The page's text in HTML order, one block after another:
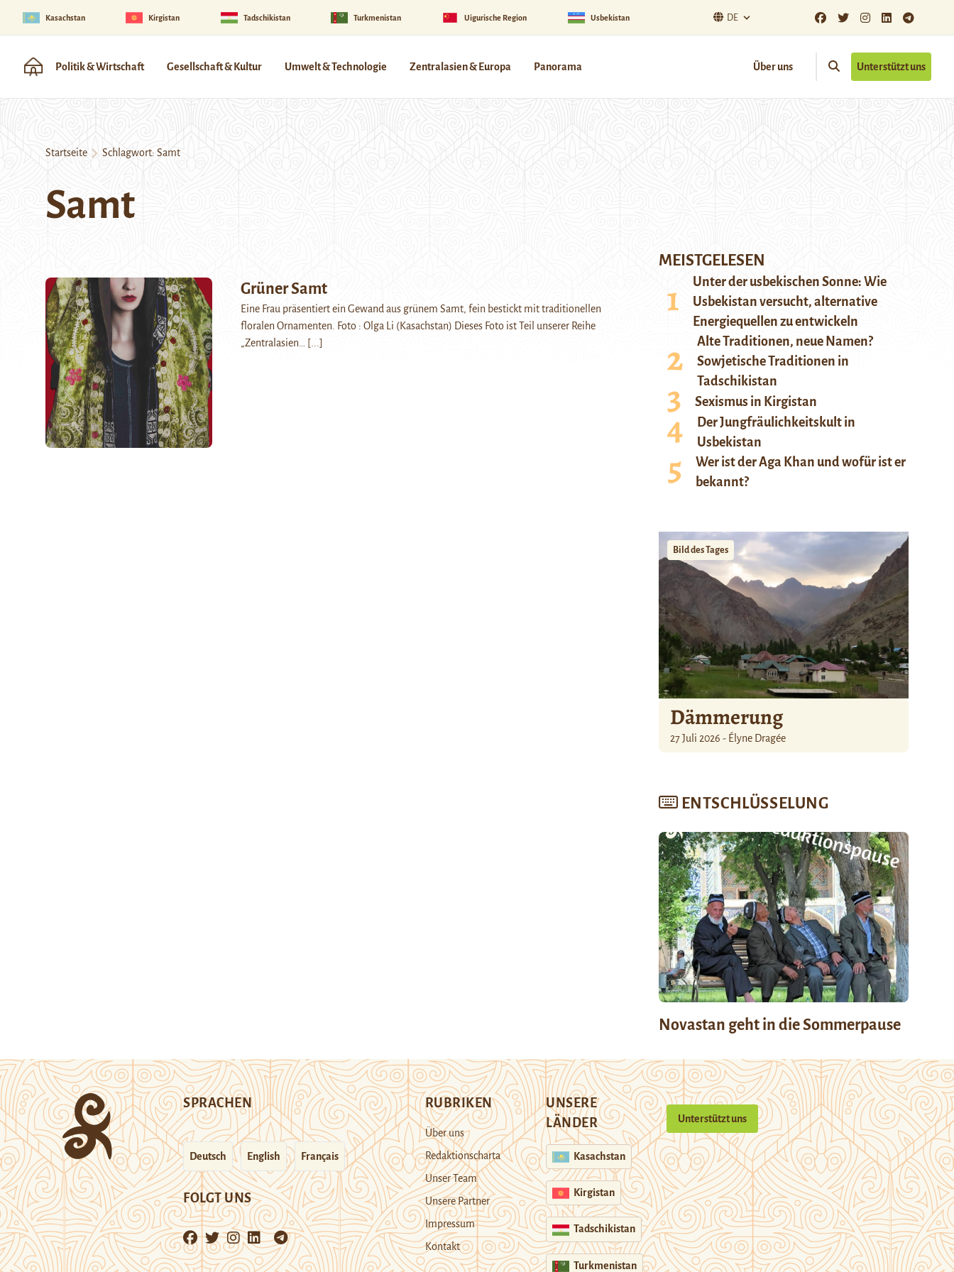
Kasachstan Kirgistan Tadschikistan Turkmenistan Uigurische Region Usbekistan DE
Politik & Wirtschaft Gesellschaft & Kultur Umwelt & Technologie Zentralasien & Europa Panorama Über uns Unterstützt uns
Startseite Schlagwort: Samt
Samt
Grüner Samt
Eine Frau präsentiert ein Gewand aus grünem Samt, fein bestickt mit traditionellen
floralen Ornamenten. Foto : Olga Li (Kasachstan) Dieses Foto ist Teil unserer Reihe
„Zentralasien…
[...]
MEISTGELESEN
Unter der usbekischen Sonne: Wie
Usbekistan versucht, alternative
Energiequellen zu entwickeln
Alte Traditionen, neue Namen?
Sowjetische Traditionen in
Tadschikistan
Sexismus in Kirgistan
Der Jungfräulichkeitskult in
Usbekistan
Wer ist der Aga Khan und wofür ist er
bekannt?
Bild des Tages
Dämmerung
27 Juli 2026 - Élyne Dragée
ENTSCHLÜSSELUNG
Novastan geht in die Sommerpause
SPRACHEN
Deutsch English Français
FOLGT UNS
RUBRIKEN
Über uns
Redaktionscharta
Unser Team
Unsere Partner
Impressum
Kontakt
UNSERE
LÄNDER
Kasachstan
Kirgistan
Tadschikistan
Turkmenistan
Unterstützt uns